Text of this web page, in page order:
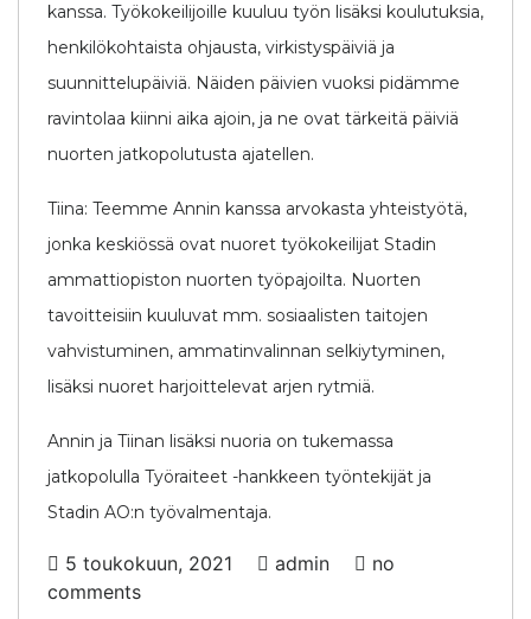
kanssa. Työkokeilijoille kuuluu työn lisäksi koulutuksia,
henkilökohtaista ohjausta, virkistyspäiviä ja
suunnittelupäiviä. Näiden päivien vuoksi pidämme
ravintolaa kiinni aika ajoin, ja ne ovat tärkeitä päiviä
nuorten jatkopolutusta ajatellen.
Tiina: Teemme Annin kanssa arvokasta yhteistyötä,
jonka keskiössä ovat nuoret työkokeilijat Stadin
ammattiopiston nuorten työpajoilta. Nuorten
tavoitteisiin kuuluvat mm. sosiaalisten taitojen
vahvistuminen, ammatinvalinnan selkiytyminen,
lisäksi nuoret harjoittelevat arjen rytmiä.
Annin ja Tiinan lisäksi nuoria on tukemassa
jatkopolulla Työraiteet -hankkeen työntekijät ja
Stadin AO:n työvalmentaja.
5 toukokuun, 2021 admin
no
comments